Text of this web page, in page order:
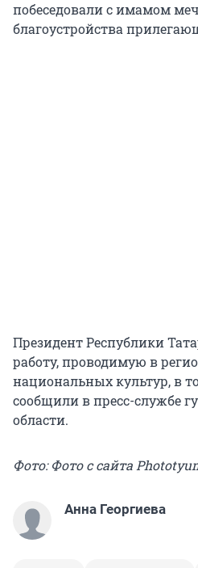
побеседовали с имамом
благоустройства
Президент Республики
работу, проводимую в
национальных культур, в
сообщили в пресс-службе
области.
Фото: Фото с сайта
Анна Георгиева